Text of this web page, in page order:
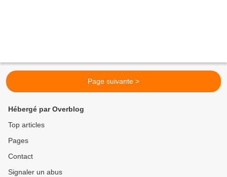
Page suivante >
Hébergé par Overblog
Top articles
Pages
Contact
Signaler un abus